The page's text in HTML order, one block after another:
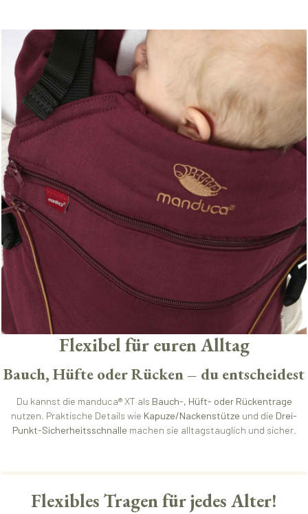
Flexibel für euren Alltag
Bauch, Hüfte oder Rücken – du entscheidest
Du kannst die manduca® XT als Bauch-, Hüft- oder Rückentrage
nutzen. Praktische Details wie Kapuze/Nackenstütze und die Drei-
Punkt-Sicherheitsschnalle machen sie alltagstauglich und sicher.
Flexibles Tragen für jedes Alter!